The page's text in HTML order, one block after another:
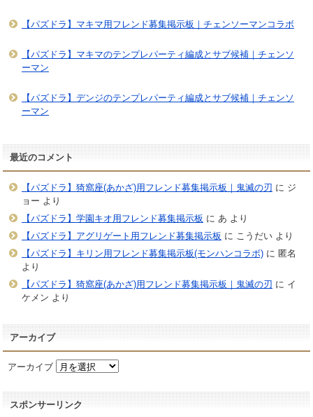
【パズドラ】マキマ用フレンド募集掲示板｜チェンソーマンコラボ
【パズドラ】マキマのテンプレパーティ編成とサブ候補｜チェンソ
ーマン
【パズドラ】デンジのテンプレパーティ編成とサブ候補｜チェンソ
ーマン
最近のコメント
【パズドラ】猗窩座(あかざ)用フレンド募集掲示板｜鬼滅の刃 に ジ
ョー より
【パズドラ】学園キオ用フレンド募集掲示板 に あ より
【パズドラ】アグリゲート用フレンド募集掲示板 に こうだいより
【パズドラ】キリン用フレンド募集掲示板(モンハンコラボ)に 匿名
より
【パズドラ】猗窩座(あかざ)用フレンド募集掲示板｜鬼滅の刃 に イ
ケメン より
アーカイブ
アーカイブ
スポンサーリンク